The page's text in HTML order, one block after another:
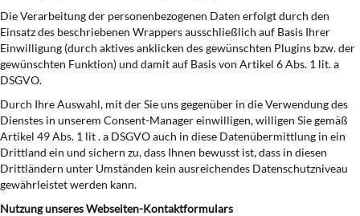
Die Verarbeitung der personenbezogenen Daten erfolgt durch den
Einsatz des beschriebenen Wrappers ausschließlich auf Basis Ihrer
Einwilligung (durch aktives anklicken des gewünschten Plugins bzw. der
gewünschten Funktion) und damit auf Basis von Artikel 6 Abs. 1 lit. a
DSGVO.
Durch Ihre Auswahl, mit der Sie uns gegenüber in die Verwendung des
Dienstes in unserem Consent-Manager einwilligen, willigen Sie gemäß
Artikel 49 Abs. 1 lit . a DSGVO auch in diese Datenübermittlung in ein
Drittland ein und sichern zu, dass Ihnen bewusst ist, dass in diesen
Drittländern unter Umständen kein ausreichendes Datenschutzniveau
gewährleistet werden kann.
Nutzung unseres Webseiten-Kontaktformulars